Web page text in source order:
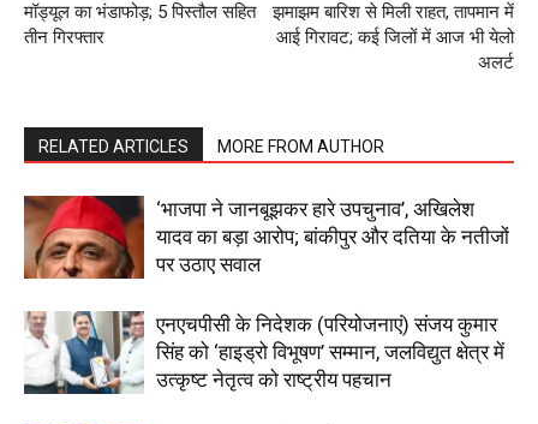
मॉड्यूल का भंडाफोड़; 5 पिस्तौल सहित
तीन गिरफ्तार
झमाझम बारिश से मिली राहत, तापमान में
आई गिरावट; कई जिलों में आज भी येलो
अलर्ट
RELATED ARTICLES MORE FROM AUTHOR
‘भाजपा ने जानबूझकर हारे उपचुनाव’, अखिलेश
यादव का बड़ा आरोप; बांकीपुर और दतिया के नतीजों
पर उठाए सवाल
एनएचपीसी के निदेशक (परियोजनाएं) संजय कुमार
सिंह को ‘हाइड्रो विभूषण’ सम्मान, जलविद्युत क्षेत्र में
उत्कृष्ट नेतृत्व को राष्ट्रीय पहचान